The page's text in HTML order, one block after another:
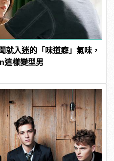
就入迷的「味道癖」氣味，
這樣變型男